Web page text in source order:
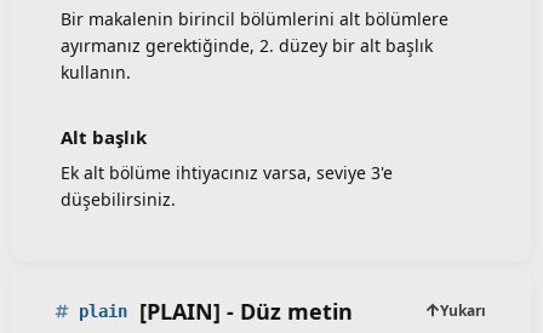
Bir makalenin birincil bölümlerini alt bölümlere
ayırmanız gerektiğinde, 2. düzey bir alt başlık
kullanın.
Alt başlık​
Ek alt bölüme ihtiyacınız varsa, seviye 3'e
düşebilirsiniz.
plain [PLAIN] - Düz metin Yukarı